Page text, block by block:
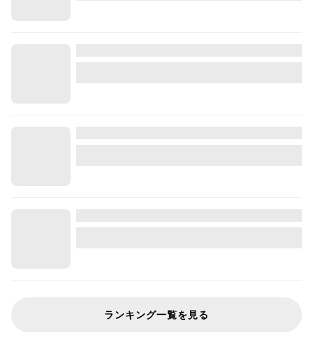
ランキング一覧を見る